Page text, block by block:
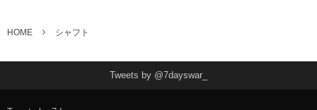
HOME シャフト
Tweets by @7dayswar_